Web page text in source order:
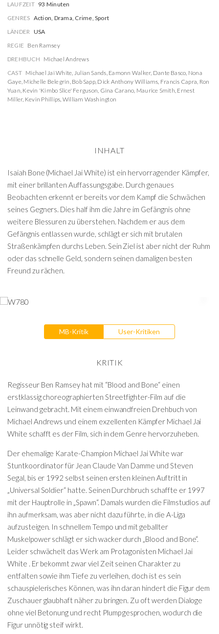
LAUFZEIT 93 Minuten
GENRES Action, Drama, Crime, Sport
LÄNDER USA
REGIE Ben Ramsey
DREHBUCH Michael Andrews
CAST Michael Jai White, Julian Sands, Eamonn Walker, Dante Basco, Nona
Gaye, Michelle Belegrin, Bob Sapp, Dick Anthony Williams, Francis Capra, Ron
Yuan, Kevin 'Kimbo Slice' Ferguson, Gina Carano, Maurice Smith, Ernest
Miller, Kevin Phillips, William Washington
INHALT
Isaiah Bone (Michael Jai White) ist ein hervorragender Kämpfer,
mit einer brillanten Auffassungsgabe. Durch genaues
Beobachten erkennt er bereits vor dem Kampf die Schwächen
seines Gegners. Dies half ihm die Jahre im Gefängnis ohne
weitere Blessuren zu überstehen. Nachdem er aus dem
Gefängnis entlassen wurde, schlägt er sich mit brutalen
Straßenkämpfen durchs Leben. Sein Ziel ist aber nicht der Ruhm
oder das schnelle Geld, sondern seinen damaligen besten
Freund zu rächen.
MB-Kritik User-Kritiken
KRITIK
Regisseur Ben Ramsey hat mit “Blood and Bone“ einen
erstklassig choreographierten Streetfighter-Film auf die
Leinwand gebracht. Mit einem einwandfreien Drehbuch von
Michael Andrews und einem exzellenten Kämpfer Michael Jai
White schafft es der Film, sich in dem Genre hervorzuheben.
Der ehemalige Karate-Champion Michael Jai White war
Stuntkoordinator für Jean Claude Van Damme und Steven
Segal, bis er 1992 selbst seinen ersten kleinen Auftritt in
„Universal Soldier“ hatte. Seinen Durchbruch schaffte er 1997
mit der Hauptrolle in „Spawn“. Damals wurden die Filmstudios auf
ihn aufmerksam, was aber nicht dazu führte, in die A-Liga
aufzusteigen. In schnellem Tempo und mit geballter
Muskelpower schlägt er sich wacker durch „Blood and Bone“.
Leider schwächelt das Werk am Protagonisten Michael Jai
White . Er bekommt zwar viel Zeit seinen Charakter zu
entfalten sowie ihm Tiefe zu verleihen, doch ist es sein
schauspielerisches Können, was ihn daran hindert die Figur dem
Zuschauer glaubhaft näher zu bringen. Zu oft werden Dialoge
ohne viel Betonung und recht Plump gesprochen, wodurch die
Figur unnötig steif wirkt.